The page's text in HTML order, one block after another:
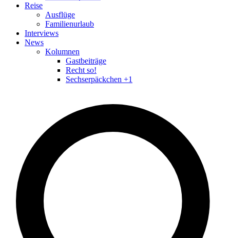
Reise
Ausflüge
Familienurlaub
Interviews
News
Kolumnen
Gastbeiträge
Recht so!
Sechserpäckchen +1